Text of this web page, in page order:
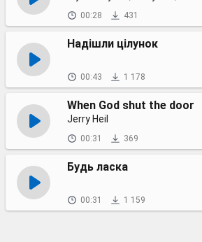
00:28 431
Надішли цілунок
00:43 1 178
When God shut the door
Jerry Heil
00:31 369
Будь ласка
00:31 1 159